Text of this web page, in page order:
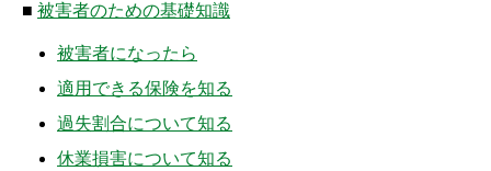
■ 被害者のための基礎知識
被害者になったら
適用できる保険を知る
過失割合について知る
休業損害について知る